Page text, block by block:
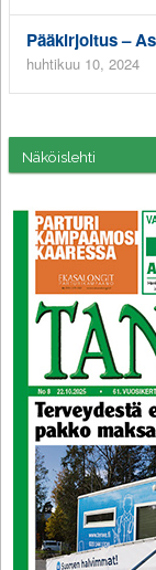
Pääkirjoitus –
huhtikuu 10, 2024
Näköislehti